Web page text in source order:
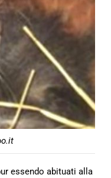
essendo abituati alla